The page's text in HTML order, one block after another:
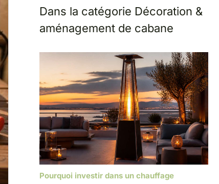
Dans la catégorie Décoration &
aménagement de cabane
Pourquoi investir dans un chauffage